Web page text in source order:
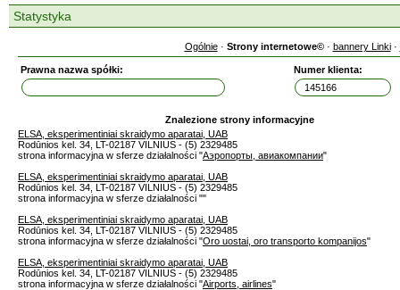
Statystyka
Ogólnie· Strony internetowe©· bannery Linki·
Prawna nazwa spółki: Numer klienta:
Znalezione strony informacyjne
ELSA, eksperimentiniai skraidymo aparatai, UAB
Rodūnios kel. 34, LT-02187 VILNIUS - (5) 2329485
strona informacyjna w sferze działalności "Аэропорты, авиакомпании"
ELSA, eksperimentiniai skraidymo aparatai, UAB
Rodūnios kel. 34, LT-02187 VILNIUS - (5) 2329485
strona informacyjna w sferze działalności ""
ELSA, eksperimentiniai skraidymo aparatai, UAB
Rodūnios kel. 34, LT-02187 VILNIUS - (5) 2329485
strona informacyjna w sferze działalności "Oro uostai, oro transporto kompanijos"
ELSA, eksperimentiniai skraidymo aparatai, UAB
Rodūnios kel. 34, LT-02187 VILNIUS - (5) 2329485
strona informacyjna w sferze działalności "Airports, airlines"